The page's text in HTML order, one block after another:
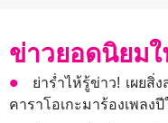
ข่าวยอดนิยม
ย่าร่ำไห้รู้ข่าว! เผยสิ่
คาราโอเกะมาร้องเพลง